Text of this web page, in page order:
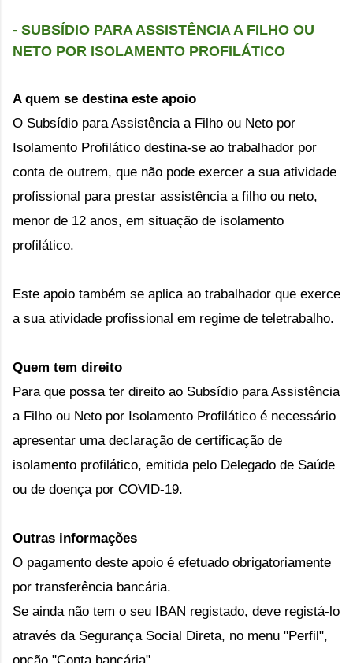
- SUBSÍDIO PARA ASSISTÊNCIA A FILHO OU
NETO POR ISOLAMENTO PROFILÁTICO
A quem se destina este apoio
O Subsídio para Assistência a Filho ou Neto por
Isolamento Profilático destina-se ao trabalhador por
conta de outrem, que não pode exercer a sua atividade
profissional para prestar assistência a filho ou neto,
menor de 12 anos, em situação de isolamento
profilático.
Este apoio também se aplica ao trabalhador que exerce
a sua atividade profissional em regime de teletrabalho.
Quem tem direito
Para que possa ter direito ao Subsídio para Assistência
a Filho ou Neto por Isolamento Profilático é necessário
apresentar uma declaração de certificação de
isolamento profilático, emitida pelo Delegado de Saúde
ou de doença por COVID-19.
Outras informações
O pagamento deste apoio é efetuado obrigatoriamente
por transferência bancária.
Se ainda não tem o seu IBAN registado, deve registá-lo
através da Segurança Social Direta, no menu "Perfil",